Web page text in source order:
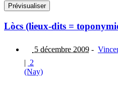
Lòcs (lieux-dits =
5 décembre 2009 -
| 2
(Nay)